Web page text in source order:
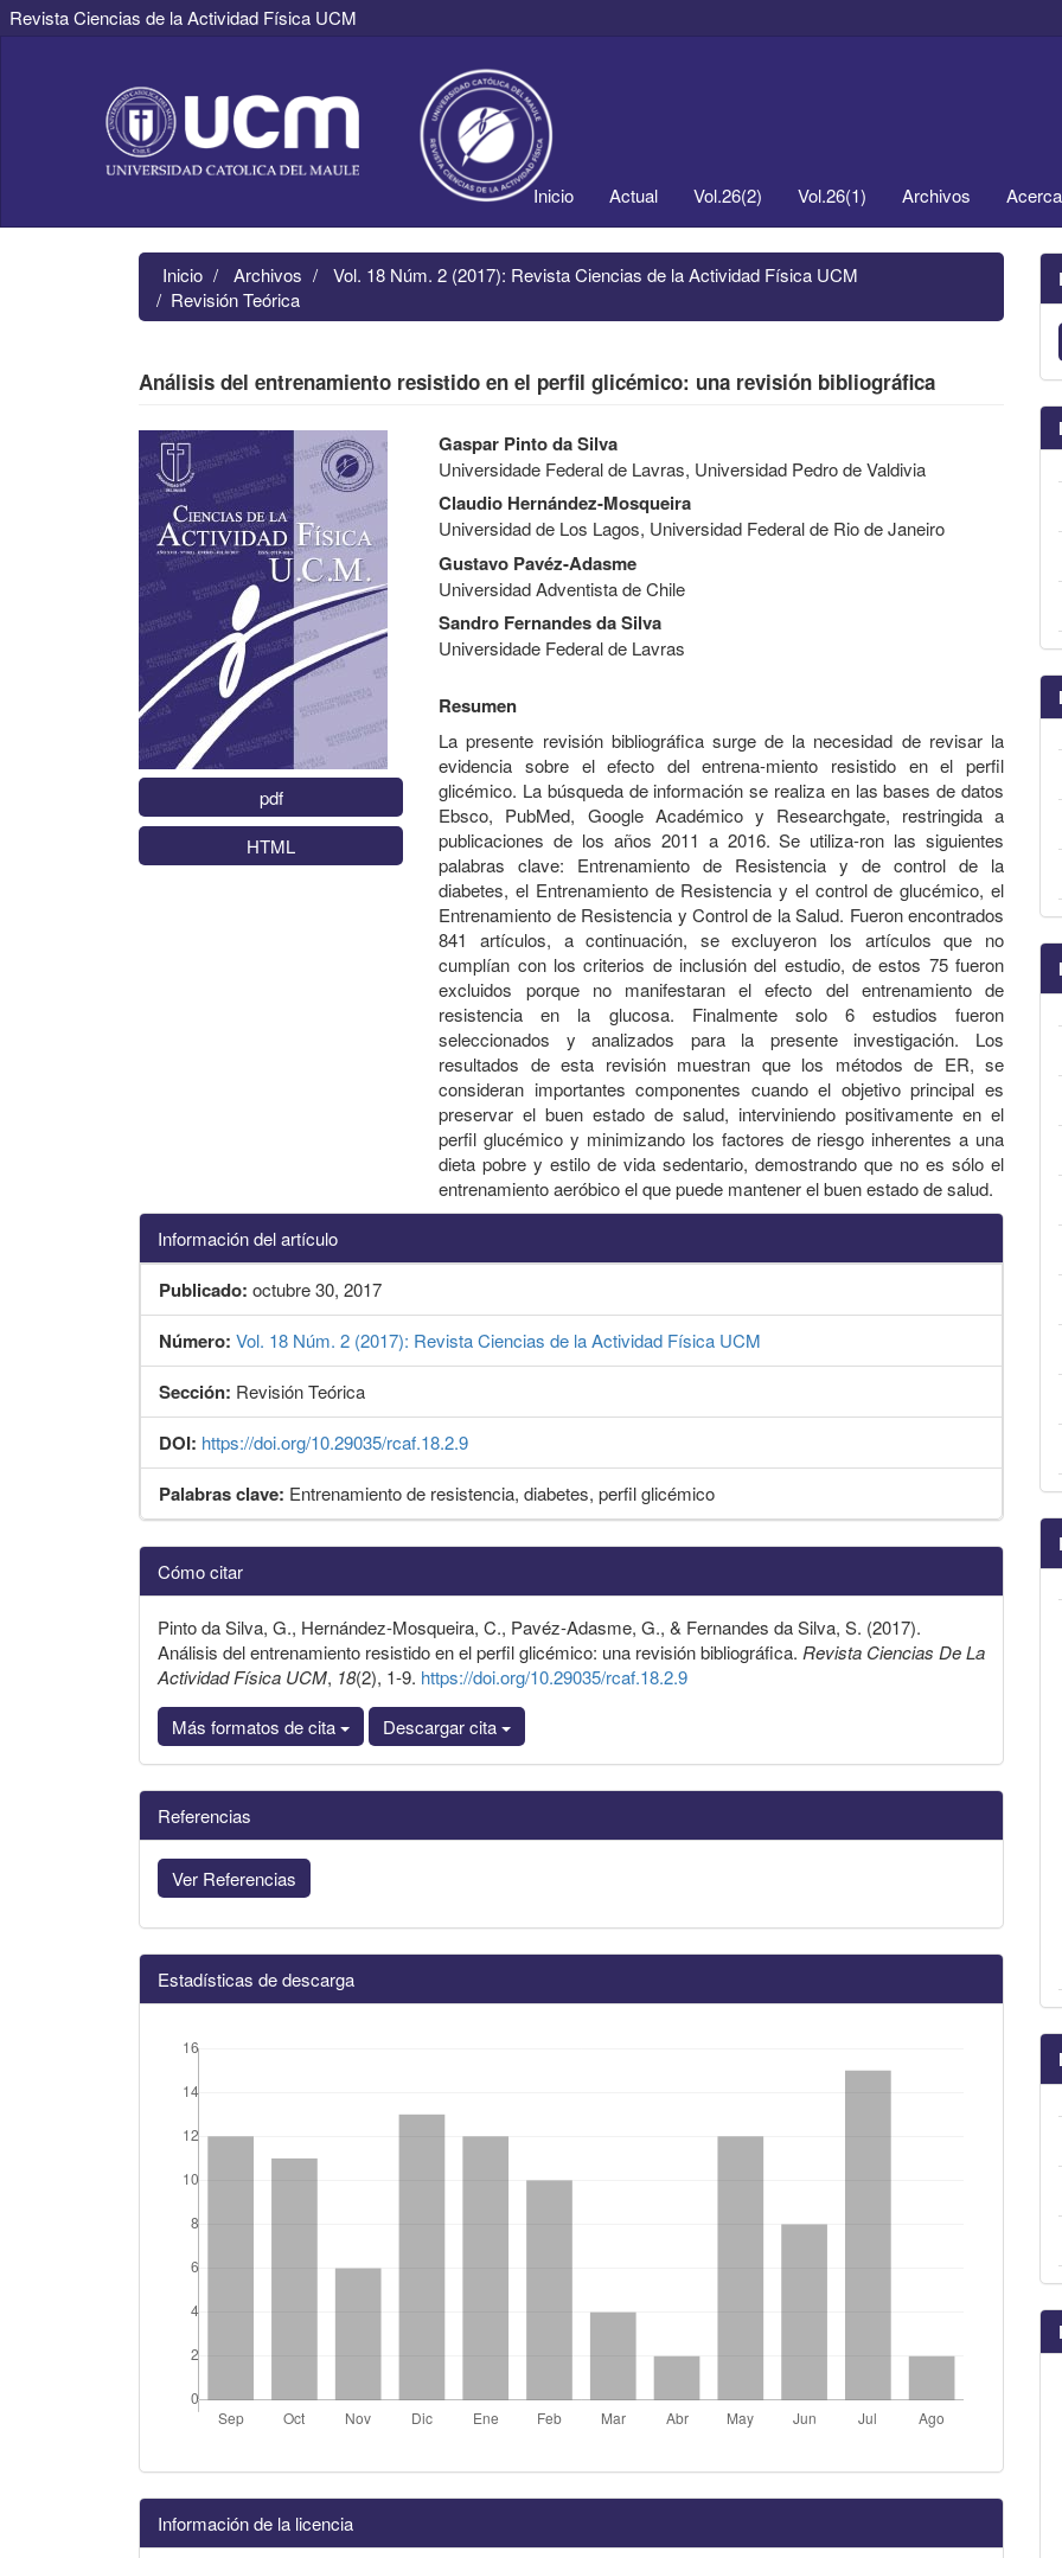
Revista Ciencias de la Actividad Física UCM
Contenido
principal
Inicio Actual Vol.26(2) Vol.26(1) Archivos
Inicio Archivos
Vol. 18 Núm. 2 (2017): Revista Ciencias de la Actividad Física UCM
Revisión Teórica
Análisis del entrenamiento resistido en el perfil glicémico: una revisión bibliográfica
Barra
lateral
del
artículo
pdf
HTML
Contenido
principal
del
artículo
Gaspar Pinto da Silva
Universidade Federal de Lavras, Universidad Pedro de Valdivia
Claudio Hernández-Mosqueira
Universidad de Los Lagos, Universidad Federal de Rio de Janeiro
Gustavo Pavéz-Adasme
Universidad Adventista de Chile
Sandro Fernandes da Silva
Universidade Federal de Lavras
Resumen
La presente revisión bibliográfica surge de la necesidad de revisar la
evidencia sobre el efecto del entrena-miento resistido en el perfil
glicémico. La búsqueda de información se realiza en las bases de datos
Ebsco, PubMed, Google Académico y Researchgate, restringida a
publicaciones de los años 2011 a 2016. Se utiliza-ron las siguientes
palabras clave: Entrenamiento de Resistencia y de control de la
diabetes, el Entrenamiento de Resistencia y el control de glucémico, el
Entrenamiento de Resistencia y Control de la Salud. Fueron encontrados
841 artículos, a continuación, se excluyeron los artículos que no
cumplían con los criterios de inclusión del estudio, de estos 75 fueron
excluidos porque no manifestaran el efecto del entrenamiento de
resistencia en la glucosa. Finalmente solo 6 estudios fueron
seleccionados y analizados para la presente investigación. Los
resultados de esta revisión muestran que los métodos de ER, se
consideran importantes componentes cuando el objetivo principal es
preservar el buen estado de salud, interviniendo positivamente en el
perfil glucémico y minimizando los factores de riesgo inherentes a una
dieta pobre y estilo de vida sedentario, demostrando que no es sólo el
entrenamiento aeróbico el que puede mantener el buen estado de salud.
Información del artículo
Publicado: octubre 30, 2017
Número: Vol. 18 Núm. 2 (2017): Revista Ciencias de la Actividad Física UCM
Sección: Revisión Teórica
DOI: https://doi.org/10.29035/rcaf.18.2.9
Palabras clave: Entrenamiento de resistencia, diabetes, perfil glicémico
Detalles
del
artículo
Cómo citar
Pinto da Silva, G., Hernández-Mosqueira, C., Pavéz-Adasme, G., & Fernandes da Silva, S. (2017).
Análisis del entrenamiento resistido en el perfil glicémico: una revisión bibliográfica. Revista Ciencias De La
Actividad Física UCM, 18(2), 1-9. https://doi.org/10.29035/rcaf.18.2.9
Más formatos de cita
Descargar cita
Referencias
Ver Referencias
Estadísticas de descarga
Información de la licencia